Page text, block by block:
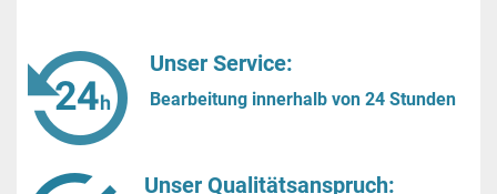
Unser Service:
Bearbeitung innerhalb von 24 Stunden
Unser Qualitätsanspruch: